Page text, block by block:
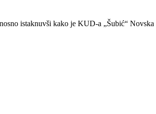
istaknuvši kako je KUD-a „Šubić“ Novska